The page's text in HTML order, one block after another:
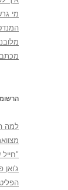
מי
מכתב
למה